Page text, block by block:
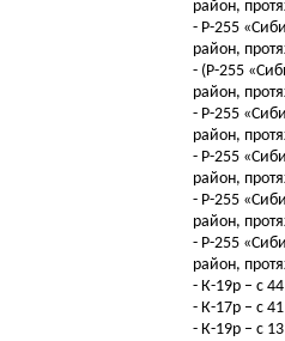
район,
- Р-255
район,
- (Р-255
район,
- Р-255
район,
- Р-255
район,
- Р-255
район,
- Р-255
район,
- К-19р – с
- К-17р – с
- К-19р – с